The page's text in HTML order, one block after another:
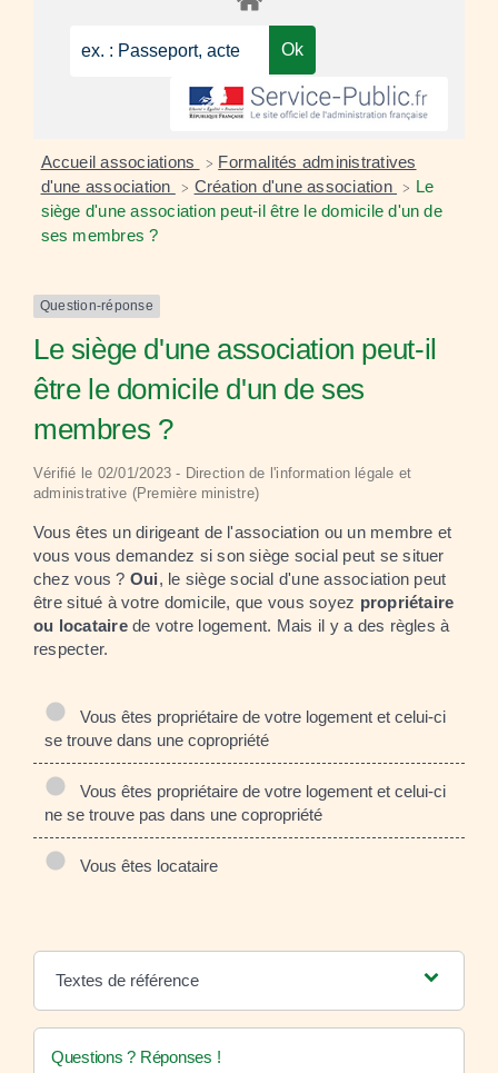
Accueil associations > Formalités administratives
d'une association
> Création d'une association > Le
siège d'une association peut-il être le domicile d'un de
ses membres ?
Question-réponse
Le siège d'une association peut-il
être le domicile d'un de ses
membres ?
Vérifié le 02/01/2023 - Direction de l'information légale et
administrative (Première ministre)
Vous êtes un dirigeant de l'association ou un membre et
vous vous demandez si son siège social peut se situer
chez vous ? Oui, le siège social d'une association peut
être situé à votre domicile, que vous soyez propriétaire
ou locatairede votre logement. Mais il y a des règles à
respecter.
Vous êtes propriétaire de votre logement et celui-ci
se trouve dans une copropriété
Vous êtes propriétaire de votre logement et celui-ci
ne se trouve pas dans une copropriété
Vous êtes locataire
Textes de référence
Questions ? Réponses !